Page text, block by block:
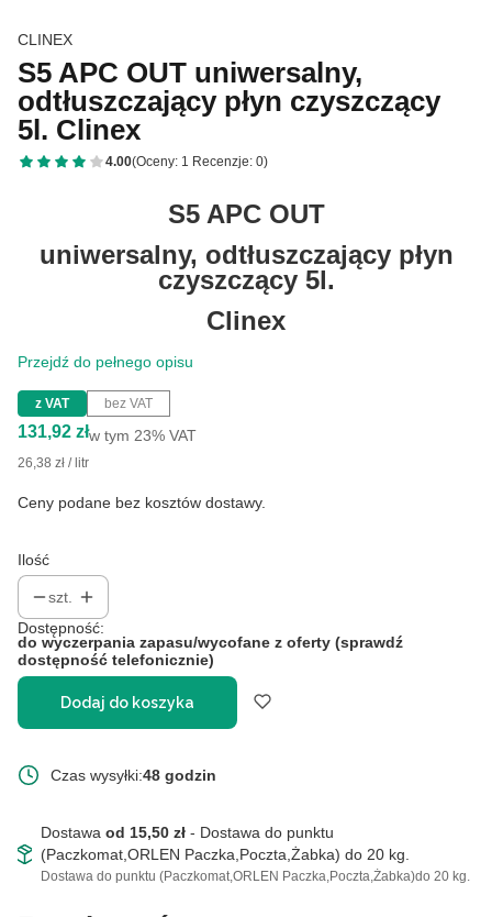
CLINEX
S5 APC OUT uniwersalny,
odtłuszczający płyn czyszczący
5l. Clinex
4.00(Oceny: 1 Recenzje: 0)
S5 APC OUT
uniwersalny, odtłuszczający płyn
czyszczący 5l.
Clinex
Przejdź do pełnego opisu
z VAT bez VAT
Cena
131,92 złw tym 23% VAT
w tym 23% VAT
26,38 zł / litr
Ceny podane bez kosztów dostawy.
Ilość
szt.
Dostępność:
do wyczerpania zapasu/wycofane z oferty (sprawdź
dostępność telefonicznie)
Dodaj do koszyka
Czas wysyłki:48 godzin
Dostawaod 15,50 zł- Dostawa do punktu
(Paczkomat,ORLEN Paczka,Poczta,Żabka) do 20 kg.
Dostawa do punktu (Paczkomat,ORLEN Paczka,Poczta,Żabka)do 20 kg.